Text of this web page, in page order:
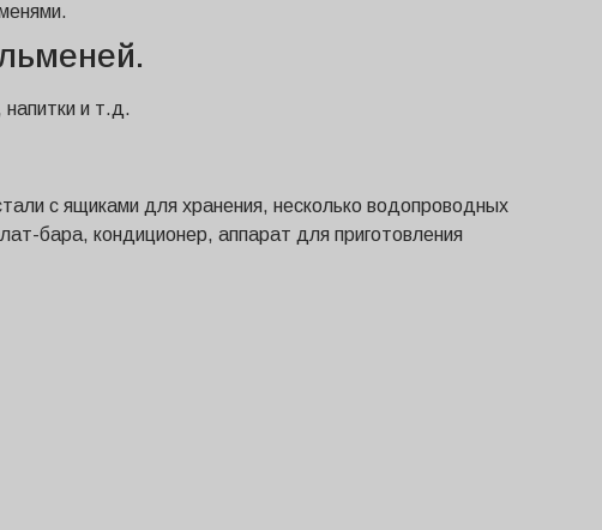
и т.д.
с ящиками для хранения, несколько водопроводных
бара, кондиционер, аппарат для приготовления